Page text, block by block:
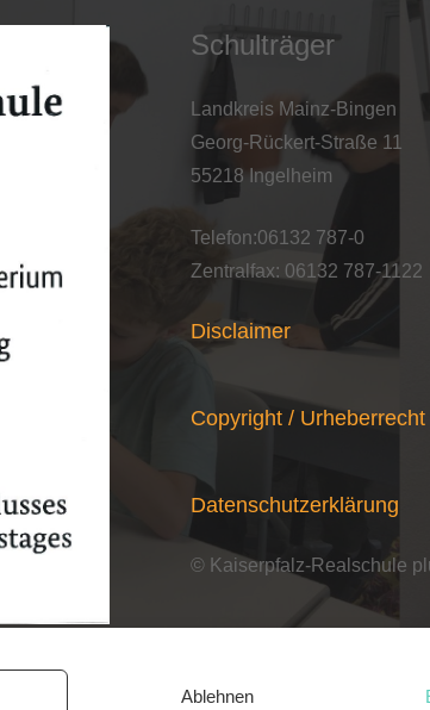
Ablehnen
Schulträger
Landkreis Mainz-Bingen
Georg-Rückert-Straße 11
55218 Ingelheim
Telefon:06132 787-0
Zentralfax: 06132 787-1122
Disclaimer
Copyright / Urheberrecht
Datenschutzerklärung
© Kaiserpfalz-Realschule